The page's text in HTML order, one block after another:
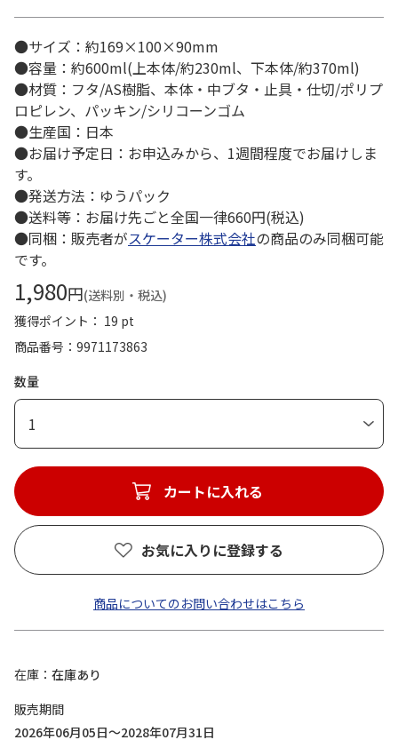
●サイズ：約169×100×90mm
●容量：約600ml(上本体/約230ml、下本体/約370ml)
●材質：フタ/AS樹脂、本体・中ブタ・止具・仕切/ポリプ
ロピレン、パッキン/シリコーンゴム
●生産国：日本
●お届け予定日：お申込みから、1週間程度でお届けしま
す。
●発送方法：ゆうパック
●送料等：お届け先ごと全国一律660円(税込)
●同梱：販売者がスケーター株式会社の商品のみ同梱可能
です。
1,980円(送料別・税込)
獲得ポイント： 19 pt
商品番号
9971173863
数量
1
カートに入れる
お気に入りに登録する
商品についてのお問い合わせはこちら
在庫
在庫あり
販売期間
2026年06月05日～2028年07月31日